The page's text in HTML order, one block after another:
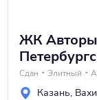
ЖК
Сдан Элитный
Казань,